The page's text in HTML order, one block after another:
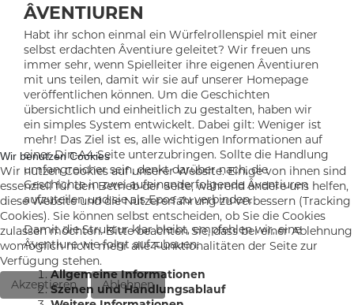
ÂVENTIUREN
Habt ihr schon einmal ein Würfelrollenspiel mit einer
selbst erdachten Âventiure geleitet? Wir freuen uns
immer sehr, wenn Spielleiter ihre eigenen Âventiuren
mit uns teilen, damit wir sie auf unserer Homepage
veröffentlichen können. Um die Geschichten
übersichtlich und einheitlich zu gestalten, haben wir
ein simples System entwickelt. Dabei gilt: Weniger ist
mehr! Das Ziel ist es, alle wichtigen Informationen auf
einer Din-A4-Seite unterzubringen. Sollte die Handlung
umfangreicher sein, denkt darüber nach, die
Geschichte in zwei aufeinanderfolgende Âventiuren
aufzuteilen und sie als Epos zu verbinden.
Damit die Struktur klar bleibt, empfehlen wir, eine
Âventiure wie folgt aufzubauen:
Allgemeine Informationen
Szenen und Handlungsablauf
Wir benutzen Cookies
Wir nutzen Cookies auf unserer Website. Einige von ihnen sind
essenziell für den Betrieb der Seite, während andere uns helfen,
diese Website und die Nutzererfahrung zu verbessern (Tracking
Cookies). Sie können selbst entscheiden, ob Sie die Cookies
zulassen möchten. Bitte beachten Sie, dass bei einer Ablehnung
womöglich nicht mehr alle Funktionalitäten der Seite zur
Verfügung stehen.
Akzeptieren
Ablehnen